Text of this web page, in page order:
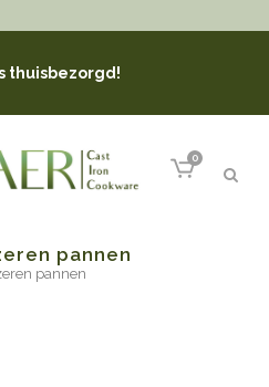
thuisbezorgd!
0
pannen
pannen